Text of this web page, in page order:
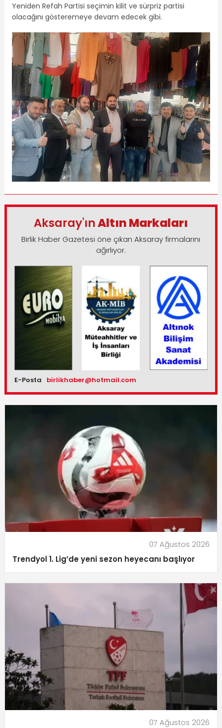
Yeniden Refah Partisi seçimin kilit ve sürpriz partisi
olacağını gösteremeye devam edecek gibi.
Aksaray'ınAltın Markaları
Birlik Haber Gazetesi öne çıkan Aksaray firmalarını
ağırlıyor.
E-Posta birlikhaber@hotmail.com
07 Ağustos 2026
Trendyol 1. Lig’de yeni sezon heyecanı başlıyor
07 Ağustos 2026